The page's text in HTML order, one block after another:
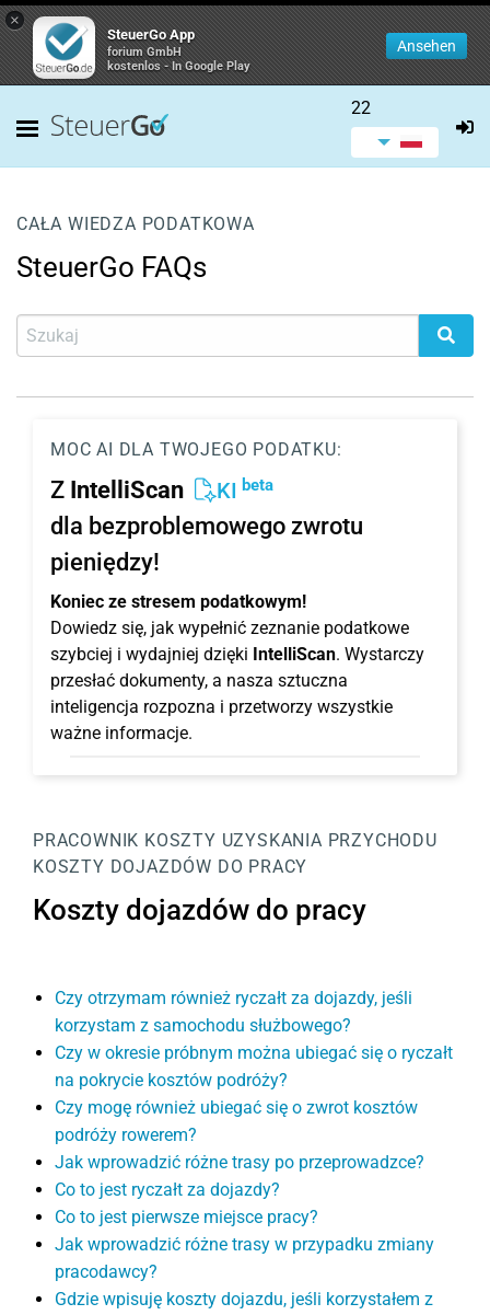
×
SteuerGo App
forium GmbH
kostenlos - In Google Play
Ansehen
22
CAŁA WIEDZA PODATKOWA
SteuerGo FAQs
MOC AI DLA TWOJEGO PODATKU:
Z IntelliScan KI beta
dla bezproblemowego zwrotu
pieniędzy!
Koniec ze stresem podatkowym!
Dowiedz się, jak wypełnić zeznanie podatkowe
szybciej i wydajniej dzięki IntelliScan. Wystarczy
przesłać dokumenty, a nasza sztuczna
inteligencja rozpozna i przetworzy wszystkie
ważne informacje.
PRACOWNIK KOSZTY UZYSKANIA PRZYCHODU
KOSZTY DOJAZDÓW DO PRACY
Koszty dojazdów do pracy
Czy otrzymam również ryczałt za dojazdy, jeśli
korzystam z samochodu służbowego?
Czy w okresie próbnym można ubiegać się o ryczałt
na pokrycie kosztów podróży?
Czy mogę również ubiegać się o zwrot kosztów
podróży rowerem?
Jak wprowadzić różne trasy po przeprowadzce?
Co to jest ryczałt za dojazdy?
Co to jest pierwsze miejsce pracy?
Jak wprowadzić różne trasy w przypadku zmiany
pracodawcy?
Gdzie wpisuję koszty dojazdu, jeśli korzystałem z